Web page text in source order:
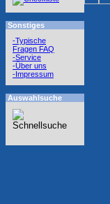
Sonstiges
-Typische
Fragen FAQ
-Service
-Über uns
-Impressum
Auswahlsuche